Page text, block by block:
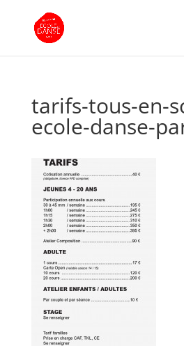
tarifs-tous-en-
ecole-danse-